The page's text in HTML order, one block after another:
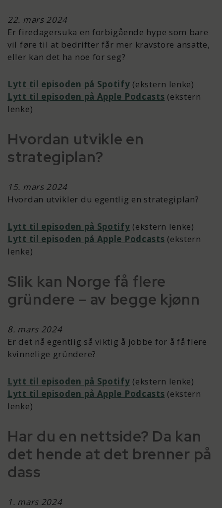
22. mars 2024
Er firedagersuka en forbigående hype som bare
vil føre til at bedrifter får mer kravstore ansatte,
eller kan det ha noe for seg?
Lytt til episoden på Spotify (ekstern lenke)
Lytt til episoden på Apple Podcasts (ekstern
lenke)
Hvordan utvikle en
strategiplan?
15. mars 2024
Hvordan utvikler du egentlig en strategiplan?
Lytt til episoden på Spotify (ekstern lenke)
Lytt til episoden på Apple Podcasts (ekstern
lenke)
Slik kan Norge få flere
gründere – av begge kjønn
8. mars 2024
Er det nå egentlig så viktig å jobbe for å få flere
kvinnelige gründere?
Lytt til episoden på Spotify (ekstern lenke)
Lytt til episoden på Apple Podcasts (ekstern
lenke)
Har du en nettside? Da kan
det hende at det brenner på
dass
1. mars 2024